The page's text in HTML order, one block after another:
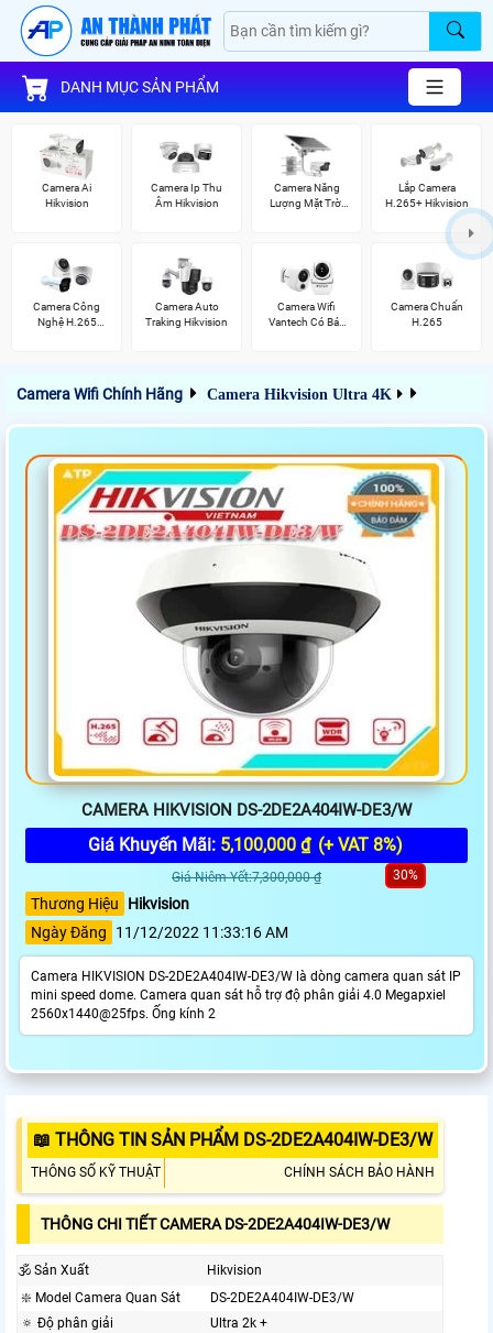
DANH MỤC SẢN PHẨM
Camera Ai
Hikvision
Camera Ip Thu
Âm Hikvision
Camera Năng
Lượng Mặt Trời
Lắp Camera
H.265+ Hikvision
Camera Công
Nghệ H.265
Camera Auto
Traking Hikvision
Camera Wifi
Vantech Có Báo
Camera Chuẩn
H.265
Camera Wifi Chính Hãng Camera Hikvision Ultra 4K
CAMERA HIKVISION DS-2DE2A404IW-DE3/W
Giá Khuyến Mãi: 5,100,000 ₫ (+ VAT 8%)
Giá Niêm Yết:7,300,000 ₫ 30%
Thương Hiệu
Hikvision
Ngày Đăng
11/12/2022 11:33:16 AM
Camera HIKVISION DS-2DE2A404IW-DE3/W là dòng camera quan sát IP
mini speed dome. Camera quan sát hỗ trợ độ phân giải 4.0 Megapxiel
2560x1440@25fps. Ống kính 2
📖 THÔNG TIN SẢN PHẨM DS-2DE2A404IW-DE3/W
THÔNG SỐ KỸ THUẬT CHÍNH SÁCH BẢO HÀNH
THÔNG CHI TIẾT CAMERA DS-2DE2A404IW-DE3/W
🕉️ Sản Xuất
Hikvision
❇️ Model Camera Quan Sát
DS-2DE2A404IW-DE3/W
🔅 Độ phân giải
Ultra 2k +